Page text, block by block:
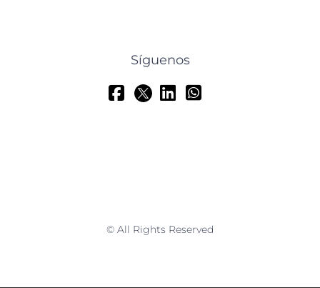
Síguenos
© All Rights Reserved